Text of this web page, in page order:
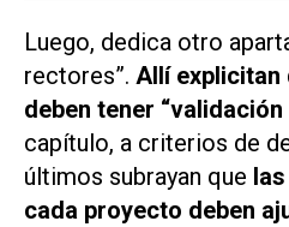
Luego, dedica otro
rectores”. Allí explicitan
deben tener
capítulo, a criterios de
últimos subrayan que
cada proyecto deben